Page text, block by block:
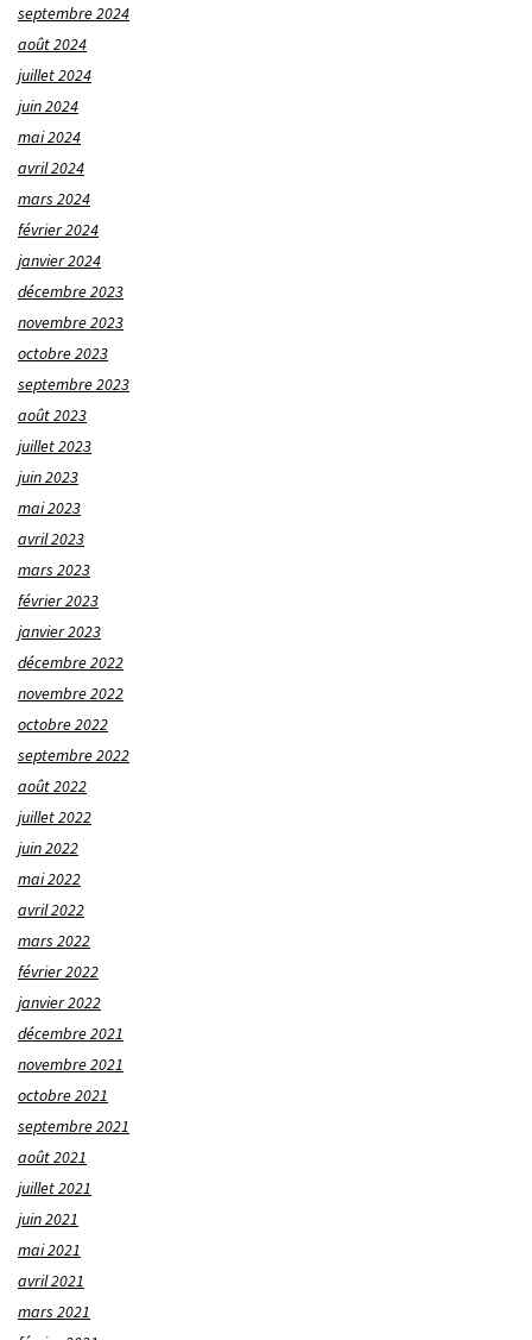
septembre 2024
août 2024
juillet 2024
juin 2024
mai 2024
avril 2024
mars 2024
février 2024
janvier 2024
décembre 2023
novembre 2023
octobre 2023
septembre 2023
août 2023
juillet 2023
juin 2023
mai 2023
avril 2023
mars 2023
février 2023
janvier 2023
décembre 2022
novembre 2022
octobre 2022
septembre 2022
août 2022
juillet 2022
juin 2022
mai 2022
avril 2022
mars 2022
février 2022
janvier 2022
décembre 2021
novembre 2021
octobre 2021
septembre 2021
août 2021
juillet 2021
juin 2021
mai 2021
avril 2021
mars 2021